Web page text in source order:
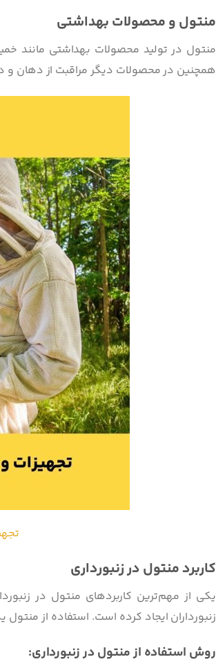
منتول و محصولات بهداشتی
منتول در تولید محصولات بهداشتی مانند
همچنین در محصولات دیگر مراقبت از دهان
کاربرد منتول در زنبورداری
یکی از مهم‌ترین کاربردهای منتول در
زنبورداران ایجاد کرده است. استفاده از
روش استفاده از منتول در زنبورداری: